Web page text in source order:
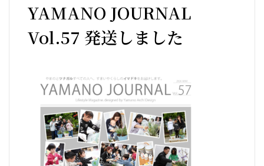
YAMANO JOURNAL
Vol.57 発送しました